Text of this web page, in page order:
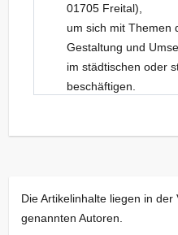
01705 Freital),
um sich mit Themen
Gestaltung und
im städtischen oder
beschäftigen.
Die Artikelinhalte liegen in
genannten Autoren.